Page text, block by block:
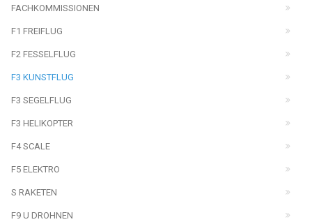
FACHKOMMISSIONEN
F1 FREIFLUG
F2 FESSELFLUG
F3 KUNSTFLUG
F3 SEGELFLUG
F3 HELIKOPTER
F4 SCALE
F5 ELEKTRO
S RAKETEN
F9 U DROHNEN